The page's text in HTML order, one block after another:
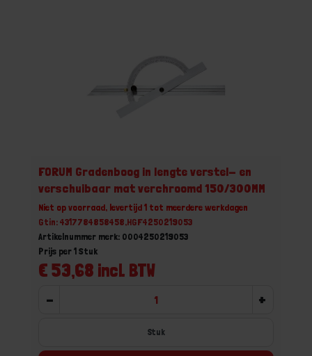
FORUM Gradenboog in lengte verstel- en
verschuibaar mat verchroomd 150/300MM
Niet op voorraad, levertijd 1 tot meerdere werkdagen
Gtin: 4317784858458,HGF4250219053
Artikelnummer merk: 0004250219053
€ 53,68 incl. BTW
Prijs per 1 Stuk
- +
Stuk